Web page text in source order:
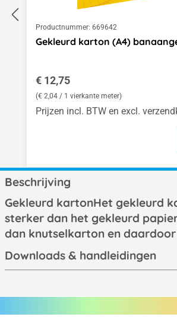
Productnummer: 669642
Gekleurd karton (A4)
Normale prijs:
€ 12,75
(€ 2,04 / 1 vierkante meter)
Prijzen incl. BTW en excl.
Beschrijving
Gekleurd kartonHet gekleurd
sterker dan het gekleurd
dan knutselkarton en
Downloads & handleidingen